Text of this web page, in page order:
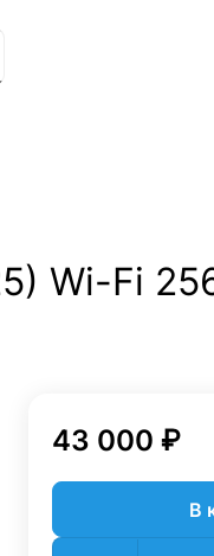
Wi-Fi
43 000 ₽
В